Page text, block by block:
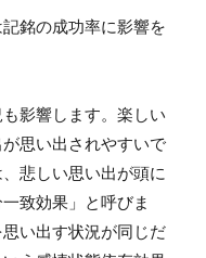
銘の成功率に影響を
影響します。 楽しい
思い出されやすいで
悲しい思い出が頭に
致効果」
と呼びま
い出す状況が同じだ